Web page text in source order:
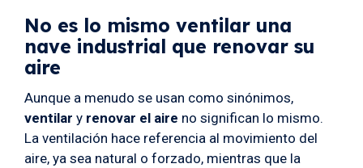
No es lo mismo ventilar una
nave industrial que renovar su
aire
Aunque a menudo se usan como sinónimos,
ventilar y renovar el aire no significan lo mismo.
La ventilación hace referencia al movimiento del
aire, ya sea natural o forzado, mientras que la